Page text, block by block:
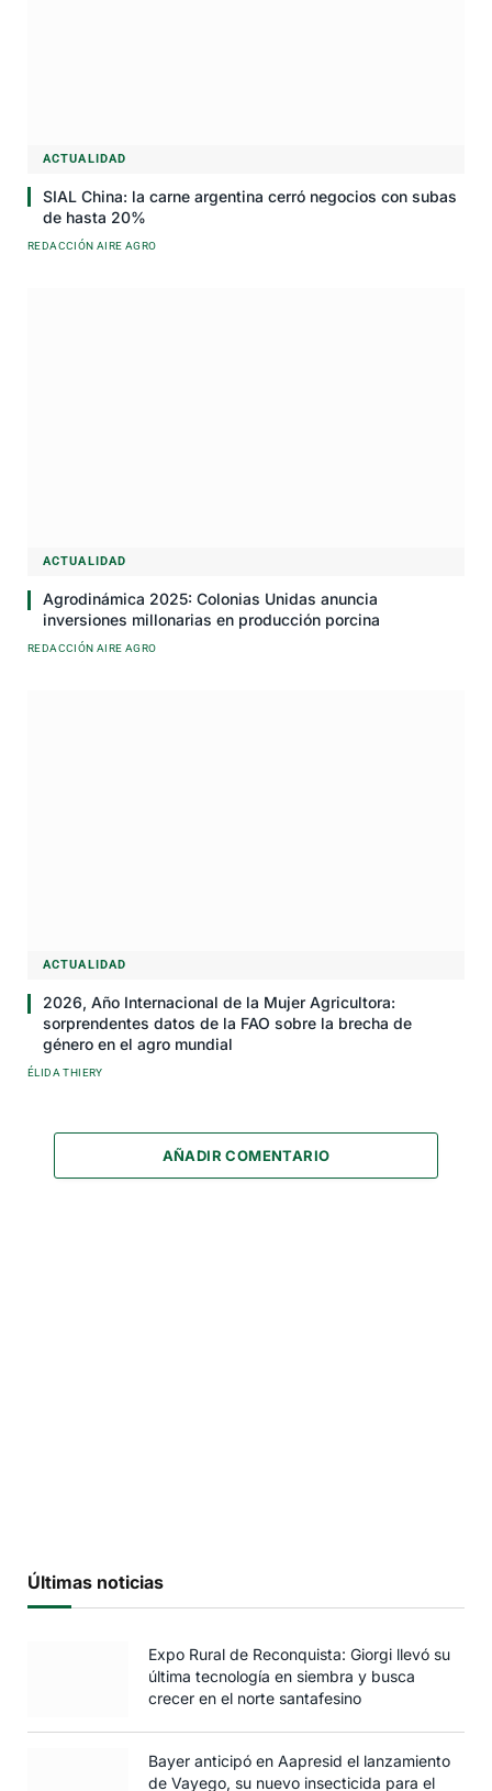
ACTUALIDAD
SIAL China: la carne argentina cerró negocios con subas
de hasta 20%
REDACCIÓN AIRE AGRO
ACTUALIDAD
Agrodinámica 2025: Colonias Unidas anuncia
inversiones millonarias en producción porcina
REDACCIÓN AIRE AGRO
ACTUALIDAD
2026, Año Internacional de la Mujer Agricultora:
sorprendentes datos de la FAO sobre la brecha de
género en el agro mundial
ÉLIDA THIERY
AÑADIR COMENTARIO
Últimas noticias
Expo Rural de Reconquista: Giorgi llevó su
última tecnología en siembra y busca
crecer en el norte santafesino
Bayer anticipó en Aapresid el lanzamiento
de Vayego, su nuevo insecticida para el